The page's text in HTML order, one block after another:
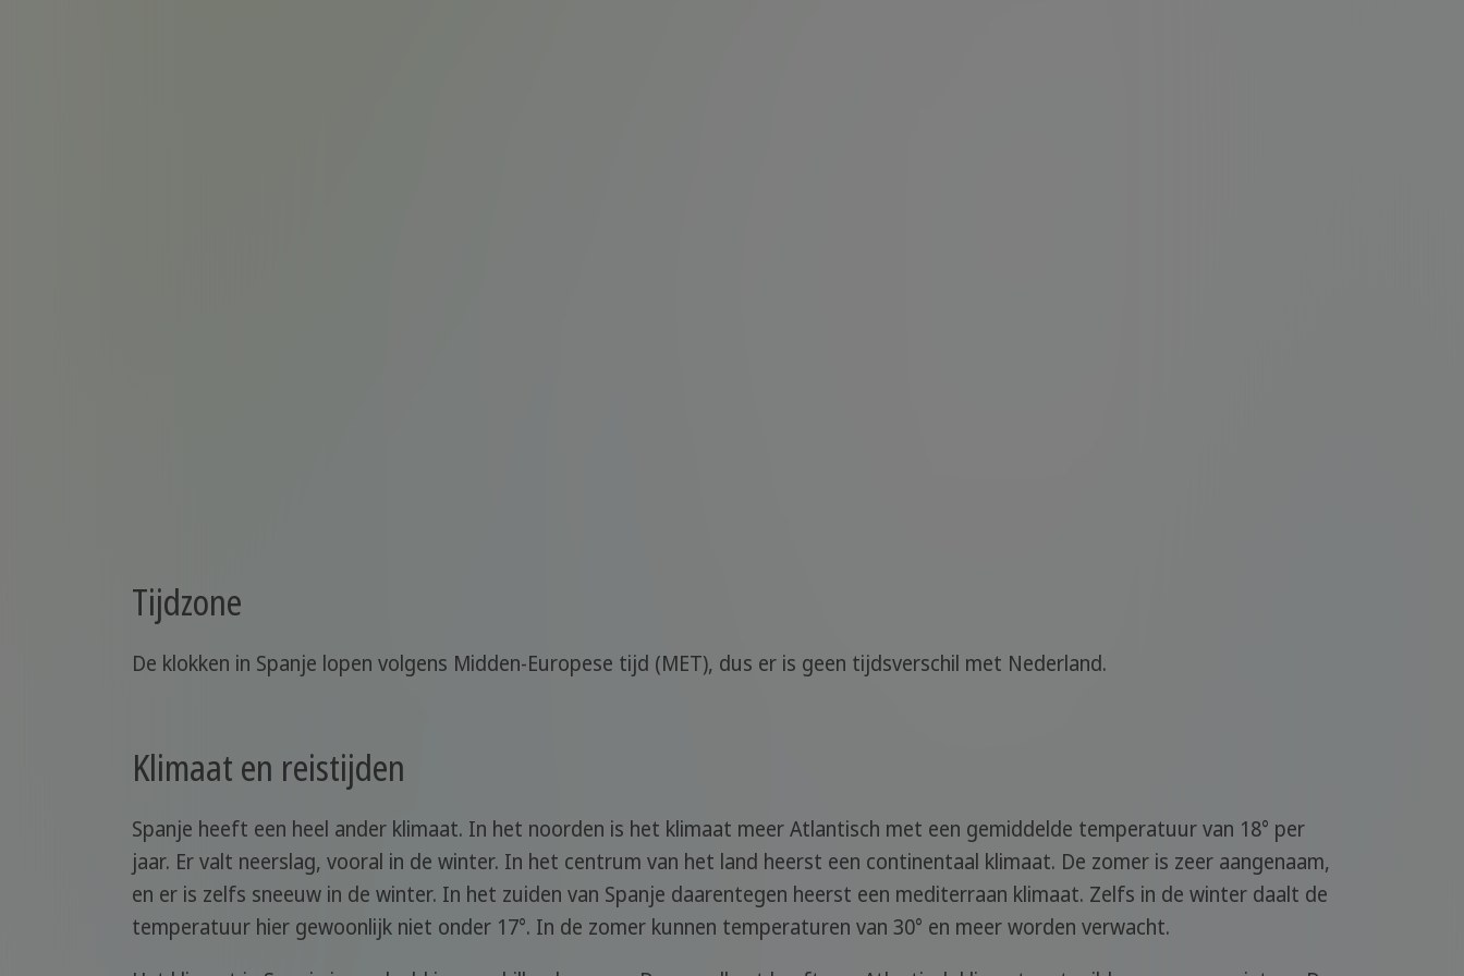
Tijdzone
De klokken in Spanje lopen volgens Midden-Europese tijd (MET), dus er is geen tijdsverschil met Nederland.
Klimaat en reistijden
Spanje heeft een heel ander klimaat. In het noorden is het klimaat meer Atlantisch met een gemiddelde temperatuur van 18° per
jaar. Er valt neerslag, vooral in de winter. In het centrum van het land heerst een continentaal klimaat. De zomer is zeer aangenaam,
en er is zelfs sneeuw in de winter. In het zuiden van Spanje daarentegen heerst een mediterraan klimaat. Zelfs in de winter daalt de
temperatuur hier gewoonlijk niet onder 17°. In de zomer kunnen temperaturen van 30° en meer worden verwacht.